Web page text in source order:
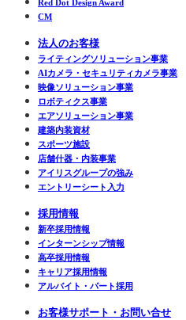
Red Dot Design Award
CM
法人のお客様
ライティングソリューション事業
AIカメラ・セキュリティカメラ事業
映像ソリューション事業
ロボティクス事業
エアソリューション事業
建築内装資材
スポーツ施設
店舗什器・内装事業
アイリスグループの強み
エントリーシート入力
採用情報
新卒採用情報
インターンシップ情報
高卒採用情報
キャリア採用情報
アルバイト・パート採用
お客様サポート・お問い合せ